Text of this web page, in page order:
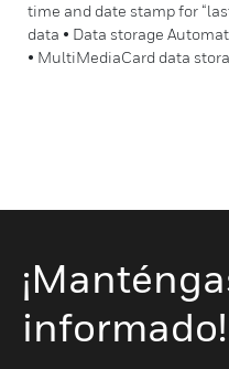
time and date stamp for
data • Data storage
• MultiMediaCard data
informado!